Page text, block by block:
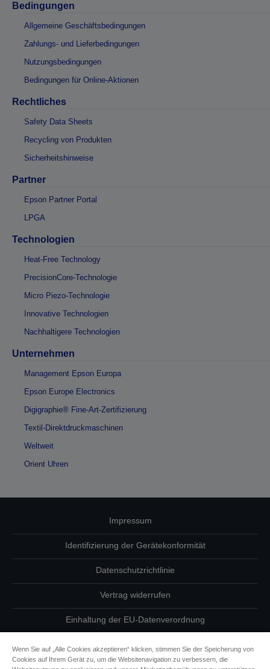
Bedingungen
Allgemeine Geschäftsbedingungen
Zahlungs- und Lieferbedingungen
Nutzungsbedingungen
Bedingungen für Online-Aktionen
Rechtliches
Safety Data Sheets
Recycling von Produkten
Sicherheitshinweise
Partner
Epson Partner Portal
LPGA
Technologien
Heat-Free Technology
PrecisionCore-Technologie
Micro Piezo-Technologie
Innovative Technologien
Nachhaltigere Technologien
Unternehmen
Management Epson Europa
Epson Europe Electronics
Digigraphie® Fine-Art-Zertifizierung
Textil-Direktdruckmaschinen
Weltweit
Orient Uhren
Impressum
Identifizierung der Gerätekonformität
Datenschutzrichtlinie
Vertrag widerrufen
Einhaltung der EU-Datenverordnung
Fragen zum Datenschutz
Wenn Sie auf „Alle Cookies akzeptieren“ klicken, stimmen Sie der Speicherung von
Cookies auf Ihrem Gerät zu, um die Websitenavigation zu verbessern, die